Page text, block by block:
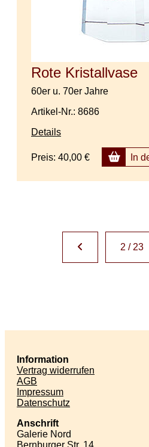
Rote Kristallvase
60er u. 70er Jahre
Artikel-Nr.: 8686
Details
Preis: 40,00 € In
2 / 23
Information
Vertrag widerrufen
AGB
Impressum
Datenschutz
Anschrift
Galerie Nord
Bernburger Str. 14